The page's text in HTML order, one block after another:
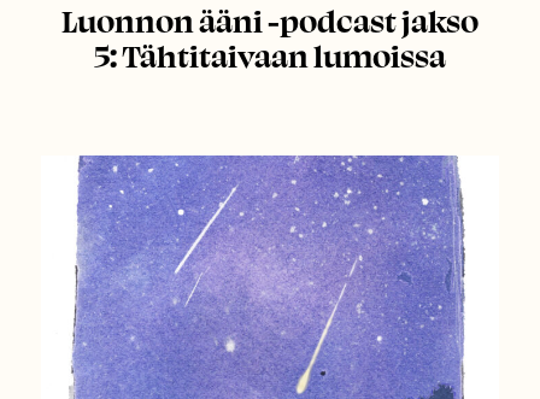
Luonnon ääni -podcast jakso
5: Tähtitaivaan lumoissa